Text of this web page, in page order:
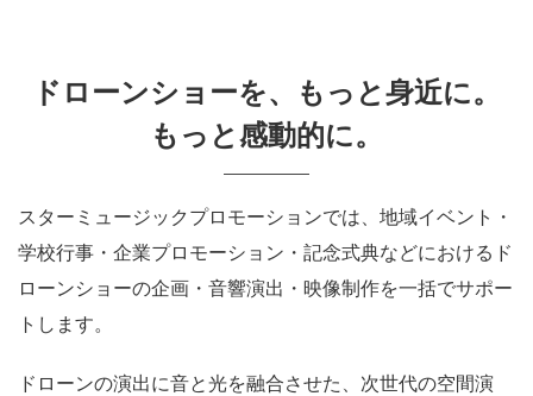
ドローンショーを、もっと身近に。
もっと感動的に。
スターミュージックプロモーションでは、地域イベント・
学校行事・企業プロモーション・記念式典などにおけるド
ローンショーの企画・音響演出・映像制作を一括でサポー
トします。
ドローンの演出に音と光を融合させた、次世代の空間演